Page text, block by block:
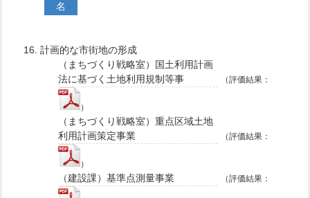
名
16. 計画的な市街地の形成
（まちづくり戦略室）国土利用計画
法に基づく土地利用規制等事
（評価結果：
）
（まちづくり戦略室）重点区域土地
利用計画策定事業
（評価結果：
）
（建設課）基準点測量事業 （評価結果：